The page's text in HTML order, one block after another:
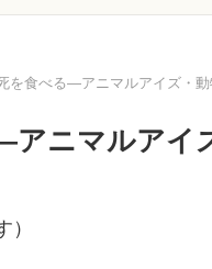
を食べる―アニマルアイズ・動
アニマルアイ